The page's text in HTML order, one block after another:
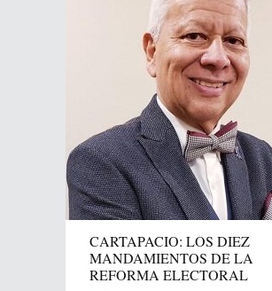
CARTAPACIO: LOS DIEZ
MANDAMIENTOS DE LA
REFORMA ELECTORAL